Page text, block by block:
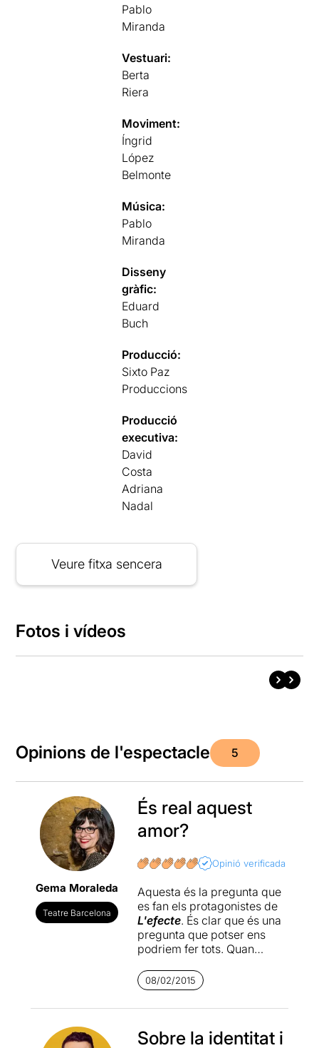
Pablo
Miranda
Vestuari:
Berta
Riera
Moviment:
Íngrid
López
Belmonte
Música:
Pablo
Miranda
Disseny
gràfic:
Eduard
Buch
Producció:
Sixto Paz
Produccions
Producció
executiva:
David
Costa
Adriana
Nadal
Veure fitxa sencera
Fotos i vídeos
Opinions de l'espectacle 5
Gema Moraleda
Teatre Barcelona
És real aquest
amor?
Opinió verificada
Aquesta és la pregunta que
es fan els protagonistes de
L'efecte. És clar que és una
pregunta que potser ens
podriem fer tots. Quan
què és real i què és pura
química?Lucy Prebble
regala un text intel·ligent i
trobem una màgica i tendra
08/02/2015
Sobre la identitat i